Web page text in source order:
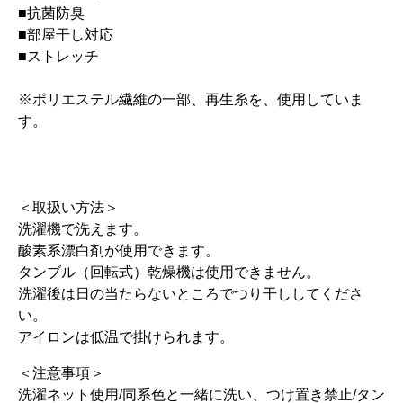
■抗菌防臭
■部屋干し対応
■ストレッチ
※ポリエステル繊維の一部、再生糸を、使用していま
す。
＜取扱い方法＞
洗濯機で洗えます。
酸素系漂白剤が使用できます。
タンブル（回転式）乾燥機は使用できません。
洗濯後は日の当たらないところでつり干ししてくださ
い。
アイロンは低温で掛けられます。
＜注意事項＞
洗濯ネット使用/同系色と一緒に洗い、つけ置き禁止/タン